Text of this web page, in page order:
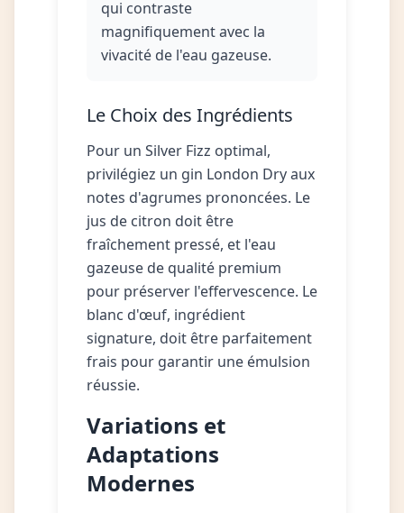
qui contraste
magnifiquement avec la
vivacité de l'eau gazeuse.
Le Choix des Ingrédients
Pour un Silver Fizz optimal,
privilégiez un gin London Dry aux
notes d'agrumes prononcées. Le
jus de citron doit être
fraîchement pressé, et l'eau
gazeuse de qualité premium
pour préserver l'effervescence. Le
blanc d'œuf, ingrédient
signature, doit être parfaitement
frais pour garantir une émulsion
réussie.
Variations et
Adaptations
Modernes